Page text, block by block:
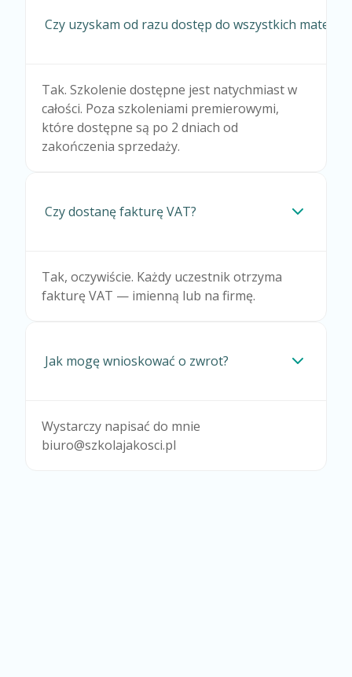
Czy uzyskam od razu dostęp do wszystkich
Tak. Szkolenie dostępne jest natychmiast w
całości. Poza szkoleniami premierowymi,
które dostępne są po 2 dniach od
zakończenia sprzedaży.
Czy dostanę fakturę VAT?
Tak, oczywiście. Każdy uczestnik otrzyma
fakturę VAT — imienną lub na firmę.
Jak mogę wnioskować o zwrot?
Wystarczy napisać do mnie
biuro@szkolajakosci.pl